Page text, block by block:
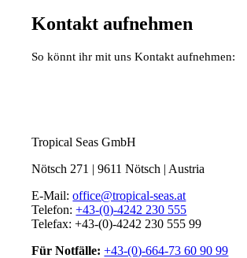
Kontakt aufnehmen
So könnt ihr mit uns Kontakt aufnehmen:
Tropical Seas GmbH
Nötsch 271 | 9611 Nötsch | Austria
E-Mail:office@tropical-seas.at
Telefon:+43-(0)-4242 230 555
Telefax: +43-(0)-4242 230 555 99
Für Notfälle: +43-(0)-664-73 60 90 99